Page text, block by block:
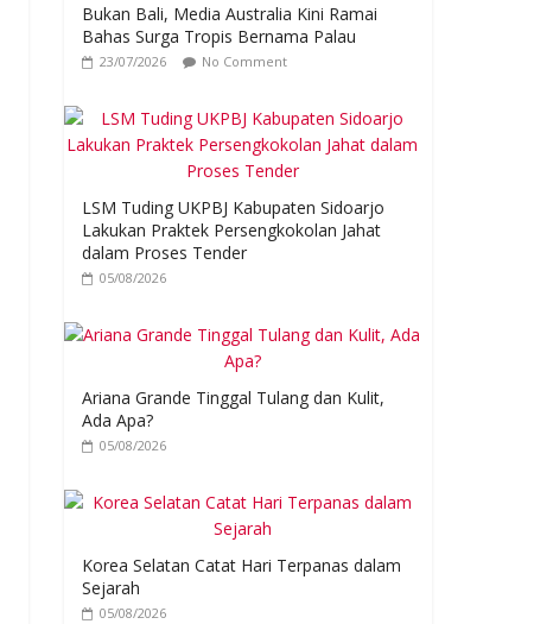
Bukan Bali, Media Australia Kini Ramai
Bahas Surga Tropis Bernama Palau
23/07/2026 No Comment
LSM Tuding UKPBJ Kabupaten Sidoarjo
Lakukan Praktek Persengkokolan Jahat
dalam Proses Tender
05/08/2026
Ariana Grande Tinggal Tulang dan Kulit,
Ada Apa?
05/08/2026
Korea Selatan Catat Hari Terpanas dalam
Sejarah
05/08/2026